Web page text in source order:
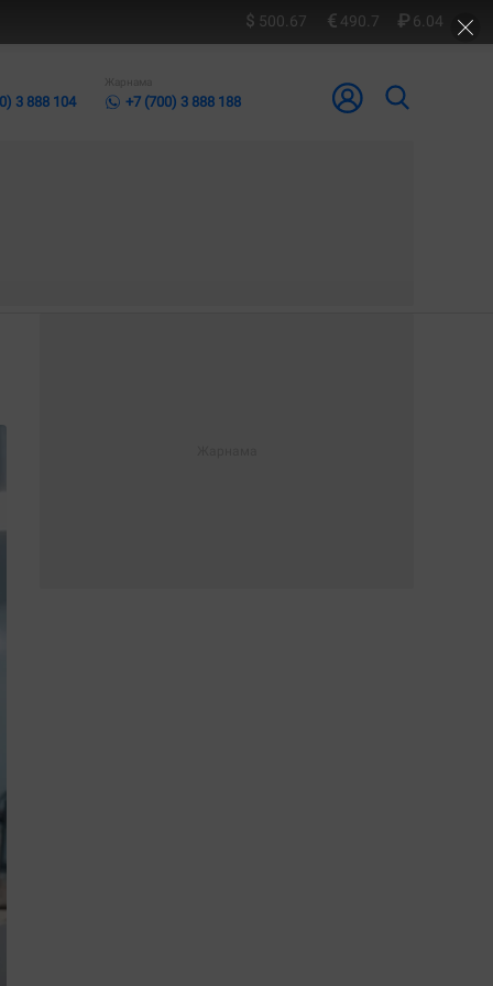
500.67 490.7 6.04
3 888 104
Жарнама
+7 (700) 3 888 188